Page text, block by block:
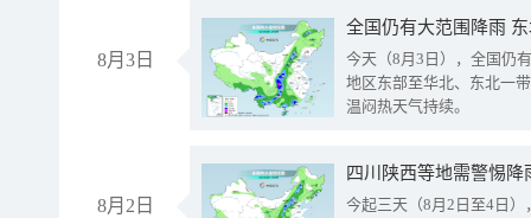
8月3日
全国仍有大范围降雨
今天（8月3日），全国仍
地区东部至华北、东北一
温闷热天气持续。
8月2日
今起三天（8月2日至4日